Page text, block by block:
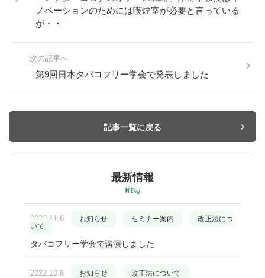
ノベーションのためには喫煙室が必要と言っている
が・・
次の記事へ
第9回日本タバコフリー学会で発表しました
記事一覧に戻る
最新情報
2023.11.6 お知らせ セミナー案内
改正法につ
いて
タバコフリー学会で講演しました
2022.10.6 お知らせ 改正法について